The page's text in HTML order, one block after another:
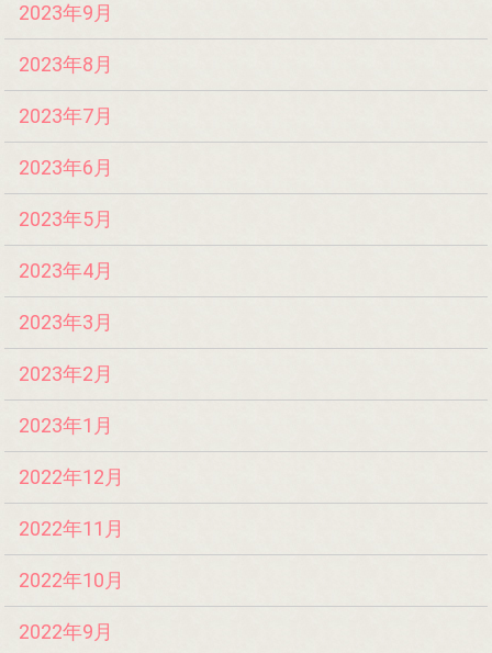
2023年9月
2023年8月
2023年7月
2023年6月
2023年5月
2023年4月
2023年3月
2023年2月
2023年1月
2022年12月
2022年11月
2022年10月
2022年9月